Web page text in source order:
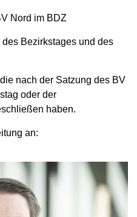
Nord im BDZ
Bezirkstages und des
nach der Satzung des BV
oder der
haben.
an: